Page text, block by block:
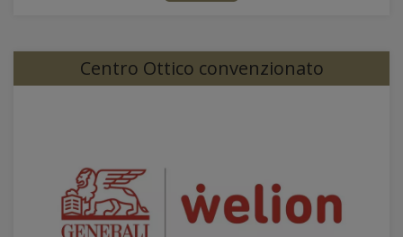
Centro Ottico convenzionato